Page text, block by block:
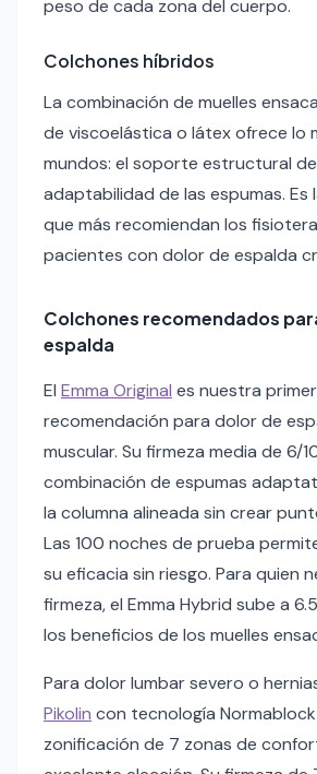
peso de cada zona del cuerpo.
Colchones híbridos
La combinación de muelles
de viscoelástica o látex ofrece lo
mundos: el soporte estructural de
adaptabilidad de las espumas. Es
que más recomiendan los
pacientes con dolor de espalda
Colchones recomendados
espalda
El Emma Original es nuestra
recomendación para dolor de
muscular. Su firmeza media de 6/
combinación de espumas
la columna alineada sin crear
Las 100 noches de prueba
su eficacia sin riesgo. Para quien
firmeza, el Emma Hybrid sube a
los beneficios de los muelles
Para dolor lumbar severo o
Pikolin con tecnología
zonificación de 7 zonas de